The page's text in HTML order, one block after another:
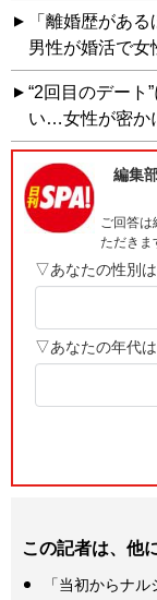
「離婚歴があ
男性が婚活で女
“2回目のデート
い…女性が密か
この記者は、他
「当初からナ